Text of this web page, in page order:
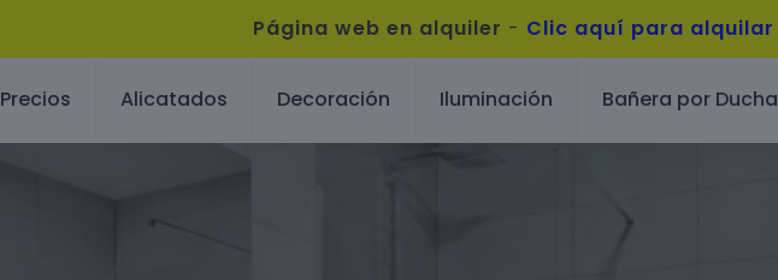
Página web en alquiler - Clic aquí para alquilar
Precios Alicatados Decoración Iluminación Bañera por Ducha